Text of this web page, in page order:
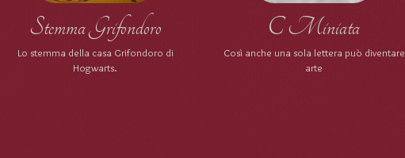
Stemma Grifondoro
Lo stemma della casa Grifondoro di
Hogwarts.
C Miniata
Così anche una sola lettera può diventare
arte